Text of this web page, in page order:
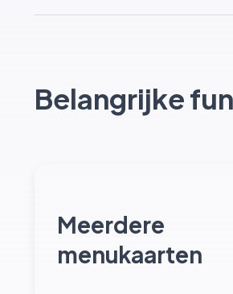
Belangrijke
Meerdere
menukaarten